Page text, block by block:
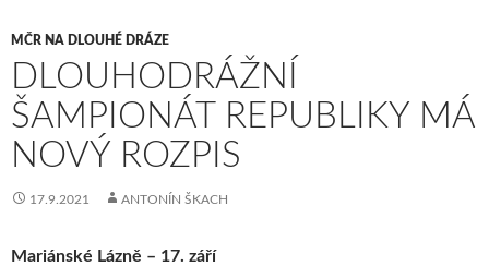
MČR NA DLOUHÉ DRÁZE
DLOUHODRÁŽNÍ
ŠAMPIONÁT REPUBLIKY MÁ
NOVÝ ROZPIS
17.9.2021 ANTONÍN ŠKACH
Mariánské Lázně – 17. září